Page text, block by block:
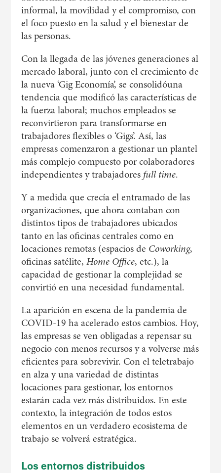
informal, la movilidad y el compromiso, con
el foco puesto en la salud y el bienestar de
las personas.
Con la llegada de las jóvenes generaciones al
mercado laboral, junto con el crecimiento de
la nueva ‘Gig Economía’, se consolidóuna
tendencia que modificó las características de
la fuerza laboral; muchos empleados se
reconvirtieron para transformarse en
trabajadores flexibles o ‘Gigs’. Así, las
empresas comenzaron a gestionar un plantel
más complejo compuesto por colaboradores
independientes y trabajadores full time.
Y a medida que crecía el entramado de las
organizaciones, que ahora contaban con
distintos tipos de trabajadores ubicados
tanto en las oficinas centrales como en
locaciones remotas (espacios de Coworking,
oficinas satélite, Home Office, etc.), la
capacidad de gestionar la complejidad se
convirtió en una necesidad fundamental.
La aparición en escena de la pandemia de
COVID-19 ha acelerado estos cambios. Hoy,
las empresas se ven obligadas a repensar su
negocio con menos recursos y a volverse más
eficientes para sobrevivir. Con el teletrabajo
en alza y una variedad de distintas
locaciones para gestionar, los entornos
estarán cada vez más distribuidos. En este
contexto, la integración de todos estos
elementos en un verdadero ecosistema de
trabajo se volverá estratégica.
Los entornos distribuidos